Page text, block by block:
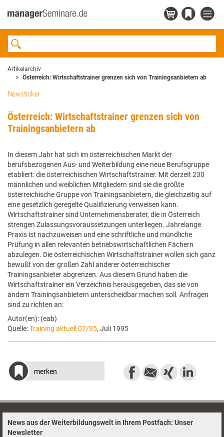
Artikelarchiv
Österreich: Wirtschaftstrainer grenzen sich von Trainingsanbietern ab
Newsticker
Österreich: Wirtschaftstrainer grenzen sich von
Trainingsanbietern ab
In diesem Jahr hat sich im österreichischen Markt der
berufsbezogenen Aus- und Weiterbildung eine neue Berufsgruppe
etabliert: die österreichischen Wirtschaftstrainer. Mit derzeit 230
männlichen und weiblichen Mitgliedern sind sie die größte
österreichische Gruppe von Trainingsanbietern, die gleichzeitig auf
eine gesetzlich geregelte Qualifizierung verweisen kann.
Wirtschaftstrainer sind Unternehmensberater, die in Österreich
strengen Zulassungsvoraussetzungen unterliegen. Jahrelange
Praxis ist nachzuweisen und eine schriftliche und mündliche
Prüfung in allen relevanten betriebswirtschaftlichen Fächern
abzulegen. Die österreichischen Wirtschaftstrainer wollen sich ganz
bewußt von der großen Zahl anderer österreichischer
Trainingsanbieter abgrenzen. Aus diesem Grund haben die
Wirtschaftstrainer ein Verzeichnis herausgegeben, das sie von
andern Trainingsanbietern unterscheidbar machen soll. Anfragen
sind zu richten an:
Autor(en): (eab)
Quelle:Training aktuell 07/95, Juli 1995
merken
News aus der Weiterbildungswelt in Ihrem Postfach: Unser
Newsletter